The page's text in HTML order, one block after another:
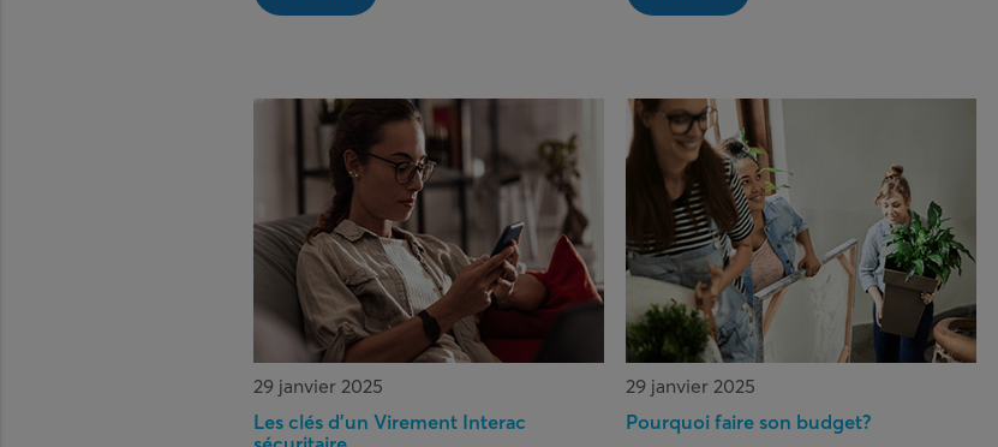
29 janvier 2025
Les clés d’un Virement Interac
29 janvier 2025
Pourquoi faire son budget?